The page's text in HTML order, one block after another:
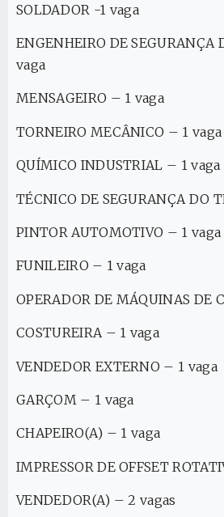
SOLDADOR -1 vaga
ENGENHEIRO DE SEGURANÇA
vaga
MENSAGEIRO – 1 vaga
TORNEIRO MECÂNICO – 1 vaga
QUÍMICO INDUSTRIAL – 1 vaga
TÉCNICO DE SEGURANÇA DO
PINTOR AUTOMOTIVO – 1 vaga
FUNILEIRO – 1 vaga
OPERADOR DE MÁQUINAS DE
COSTUREIRA – 1 vaga
VENDEDOR EXTERNO – 1 vaga
GARÇOM – 1 vaga
CHAPEIRO(A) – 1 vaga
IMPRESSOR DE OFFSET
VENDEDOR(A) – 2 vagas